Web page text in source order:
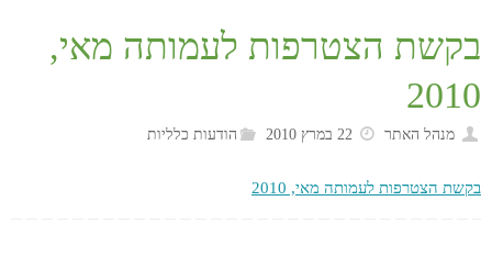
בקשת הצטרפות לעמותה מאי,
2010
מנהל האתר 22 במרץ 2010 הודעות כלליות
בקשת הצטרפות לעמותה מאי, 2010